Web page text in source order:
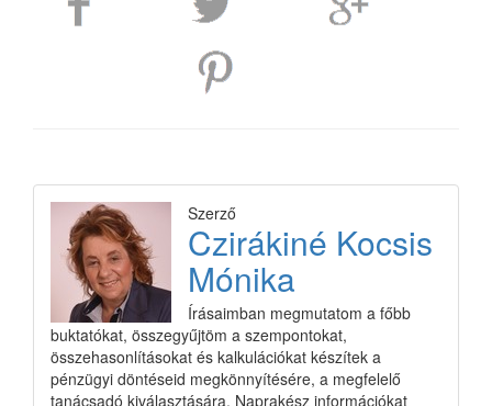
Szerző
Czirákiné Kocsis
Mónika
Írásaimban megmutatom a főbb
buktatókat, összegyűjtöm a szempontokat,
összehasonlításokat és kalkulációkat készítek a
pénzügyi döntéseid megkönnyítésére, a megfelelő
tanácsadó kiválasztására. Naprakész információkat